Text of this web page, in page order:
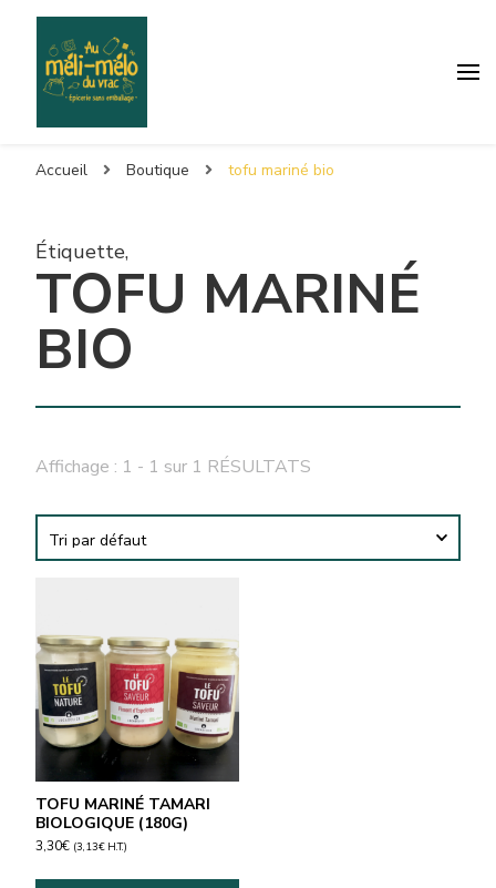
Accueil Boutique tofu mariné bio
Étiquette,
TOFU MARINÉ
BIO
Affichage : 1 - 1 sur 1 RÉSULTATS
TOFU MARINÉ TAMARI
BIOLOGIQUE (180G)
3,30€ (3,13€ H.T.)